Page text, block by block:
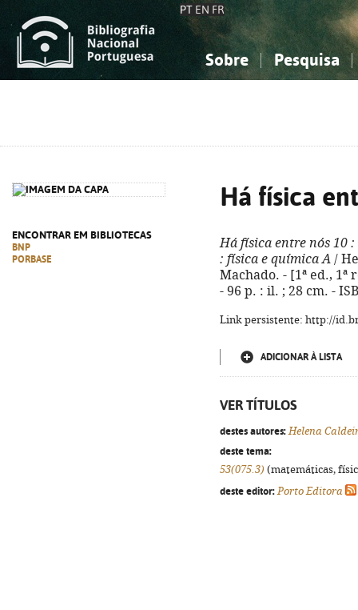
PT EN FR
Sobre Pesquisa
ENCONTRAR EM BIBLIOTECAS
BNP
PORBASE
Há física
Há física entre nós 10 :
: física e química A /
Machado. - [1ª ed.,
- 96 p. : il. ; 28 cm. -
Link persistente: http://
ADICIONAR À LISTA
VER TÍTULOS
destes autores: Helena
deste tema:
53(075.3) (matemáticas,
deste editor: Porto Editora